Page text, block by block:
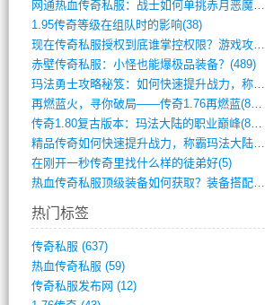
网通热血传奇私服：战士如何单挑赤月恶魔？(311)
1.95传奇等级在组队时的影响(38)
现在传奇私服授权到底谁掌控权限？游戏攻略(789)
赤壁传奇私服：小怪也能爆极品装备？(489)
玛法勇士攻略秘笈：如何快速提升战力，称霸(717)
再燃蓝火，寻你破局——传奇1.76再燃蓝(893)
传奇1.80复古版本：玛法大陆的职业巅峰(873)
精品传奇如何快速提升战力，称霸玛法大陆？(392)
在刚开一秒传奇里找什么样的徒弟好(5)
热血传奇私服顶级装备如何获取？装备搭配与(688)
热门标签
传奇私服 (637)
热血传奇私服 (59)
传奇私服发布网 (12)